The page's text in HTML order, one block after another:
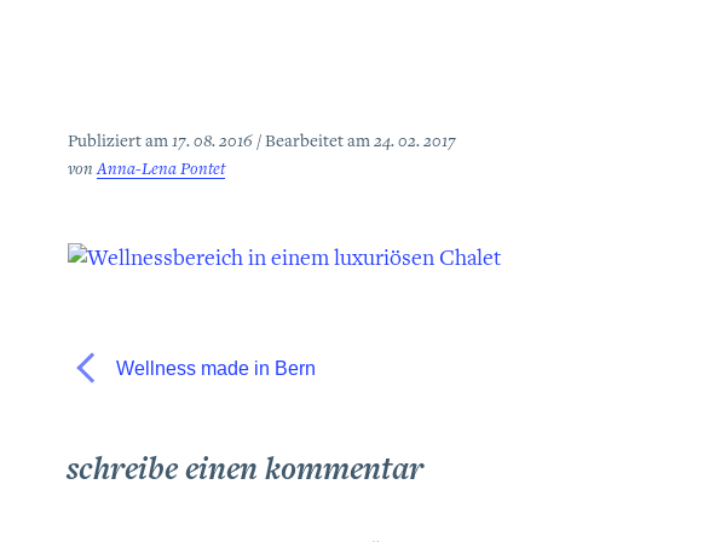
Publiziert am 17. 08. 2016 Bearbeitet am 24. 02. 2017
vonAnna-Lena Pontet
Wellness made in Bern
schreibe einen kommentar